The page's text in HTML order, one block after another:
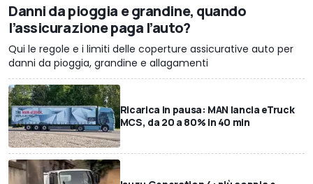
Danni da pioggia e grandine, quando
l’assicurazione paga l’auto?
Qui le regole e i limiti delle coperture assicurative auto per
danni da pioggia, grandine e allagamenti
Ricarica in pausa: MAN lancia eTruck
MCS, da 20 a 80% in 40 min